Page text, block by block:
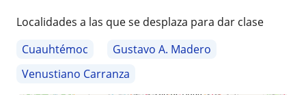
Localidades a las que se desplaza para dar clase
Cuauhtémoc
Gustavo A. Madero
Venustiano Carranza